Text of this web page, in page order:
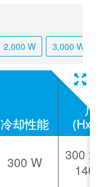
2,000 W 3,000 W
冷却性能
尺
300 W
300 x
140